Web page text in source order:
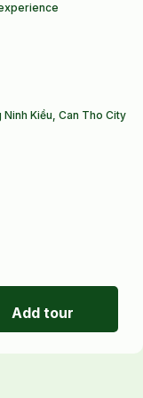
Kiều, Can Tho City
Add tour